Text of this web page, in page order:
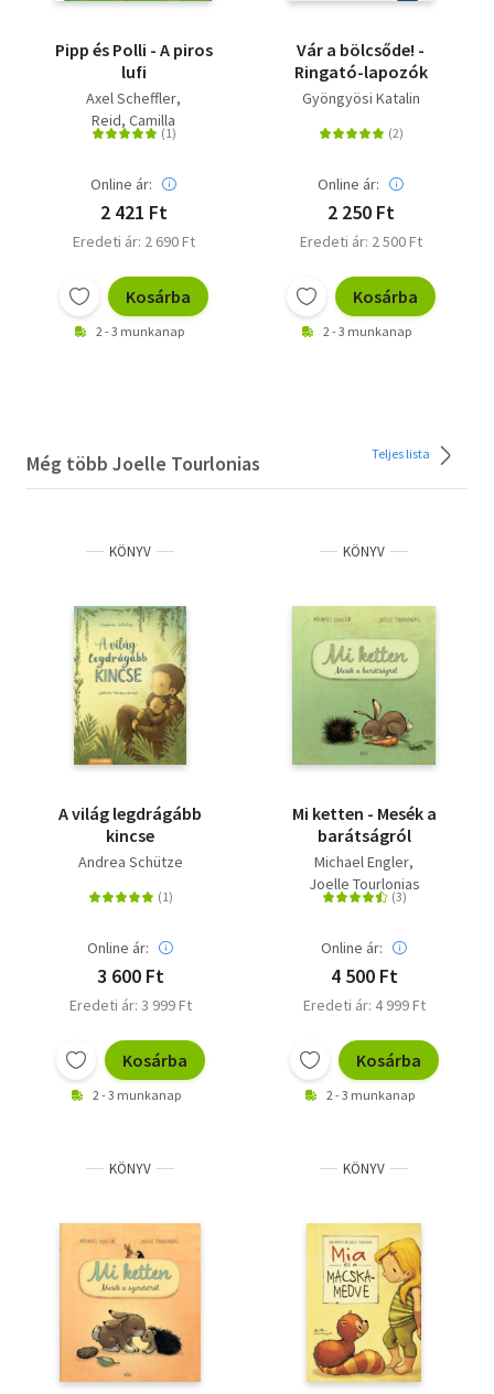
Pipp és Polli - A piros
lufi
Axel Scheffler
Reid, Camilla
Online ár:
2 421 Ft
Eredeti ár: 2 690 Ft
Kosárba
2 - 3 munkanap
Vár a bölcsőde! -
Ringató-lapozók
Gyöngyösi Katalin
Online ár:
2 250 Ft
Eredeti ár: 2 500 Ft
Kosárba
2 - 3 munkanap
Még több Joelle Tourlonias Teljes lista
KÖNYV
A világ legdrágább
kincse
Andrea Schütze
Online ár:
3 600 Ft
Eredeti ár: 3 999 Ft
Kosárba
2 - 3 munkanap
KÖNYV
Mi ketten - Mesék a
barátságról
Michael Engler
Joelle Tourlonias
Online ár:
4 500 Ft
Eredeti ár: 4 999 Ft
Kosárba
2 - 3 munkanap
KÖNYV KÖNYV